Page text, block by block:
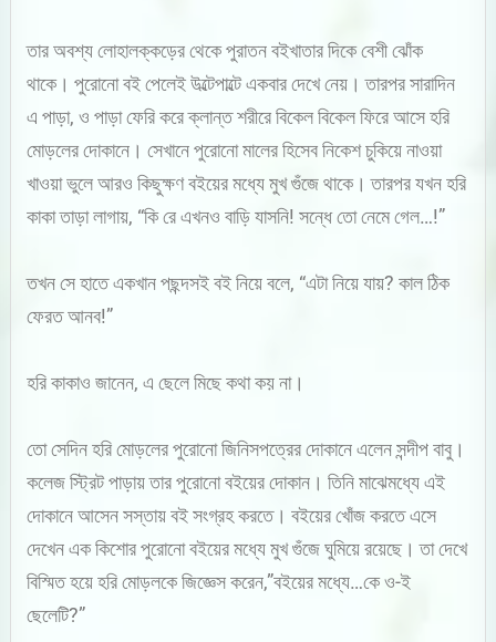
তার অবশ্য লোহালক্কড়ের থেকে পুরাতন বইখাতার দিকে বেশী ঝোঁক
থাকে। পুরোনো বই পেলেই উল্টেপাল্টে একবার দেখে নেয়। তারপর সারাদিন
এ পাড়া, ও পাড়া ফেরি করে ক্লান্ত শরীরে বিকেল বিকেল ফিরে আসে হরি
মোড়লের দোকানে। সেখানে পুরোনো মালের হিসেব নিকেশ চুকিয়ে নাওয়া
খাওয়া ভুলে আরও কিছুক্ষণ বইয়ের মধ্যে মুখ গুঁজে থাকে। তারপর যখন হরি
কাকা তাড়া লাগায়, “কি রে এখনও বাড়ি যাসনি! সন্ধে তো নেমে গেল…!”
তখন সে হাতে একখান পছন্দসই বই নিয়ে বলে, “এটা নিয়ে যায়? কাল ঠিক
ফেরত আনব!”
হরি কাকাও জানেন, এ ছেলে মিছে কথা কয় না।
তো সেদিন হরি মোড়লের পুরোনো জিনিসপত্রের দোকানে এলেন সন্দীপ বাবু।
কলেজ স্ট্রিট পাড়ায় তার পুরোনো বইয়ের দোকান। তিনি মাঝেমধ্যে এই
দোকানে আসেন সস্তায় বই সংগ্রহ করতে। বইয়ের খোঁজ করতে এসে
দেখেন এক কিশোর পুরোনো বইয়ের মধ্যে মুখ গুঁজে ঘুমিয়ে রয়েছে। তা দেখে
বিস্মিত হয়ে হরি মোড়লকে জিজ্ঞেস করেন,”বইয়ের মধ্যে…কে ও-ই
ছেলেটি?”